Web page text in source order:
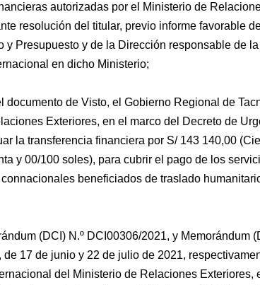
autorizadas por el Ministerio de
resolución del titular, previo informe favorable
y Presupuesto y de la Dirección responsable de
en dicho Ministerio;
documento de Visto, el Gobierno Regional de
Exteriores, en el marco del Decreto de
la transferencia financiera por S/ 143 140,00
y 00/100 soles), para cubrir el pago de los
beneficiados de traslado
(DCI) N.º DCI00306/2021, y Memorándum
de 17 de junio y 22 de julio de 2021,
del Ministerio de Relaciones Exteriores,